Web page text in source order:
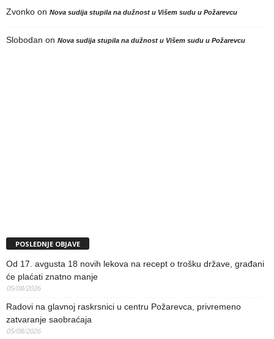
Zvonko on Nova sudija stupila na dužnost u Višem sudu u Požarevcu
Slobodan on Nova sudija stupila na dužnost u Višem sudu u Požarevcu
POSLEDNJE OBJAVE
Od 17. avgusta 18 novih lekova na recept o trošku države, građani
će plaćati znatno manje
05/08/2026
Radovi na glavnoj raskrsnici u centru Požarevca, privremeno
zatvaranje saobraćaja
05/08/2026